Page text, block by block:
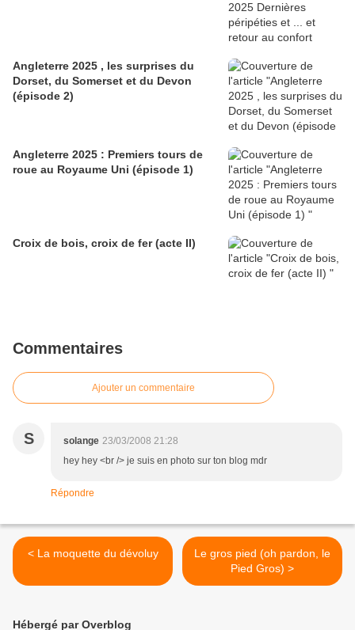
Angleterre 2025 , les surprises du
Dorset, du Somerset et du Devon
(épisode 2)
Angleterre 2025 : Premiers tours de
roue au Royaume Uni (épisode 1)
Croix de bois, croix de fer (acte II)
Commentaires
Ajouter un commentaire
S solange 23/03/2008 21:28
hey hey <br /> je suis en photo sur ton blog mdr
Répondre
< La moquette du dévoluy
Le gros pied (oh pardon, le
Pied Gros) >
Hébergé par Overblog